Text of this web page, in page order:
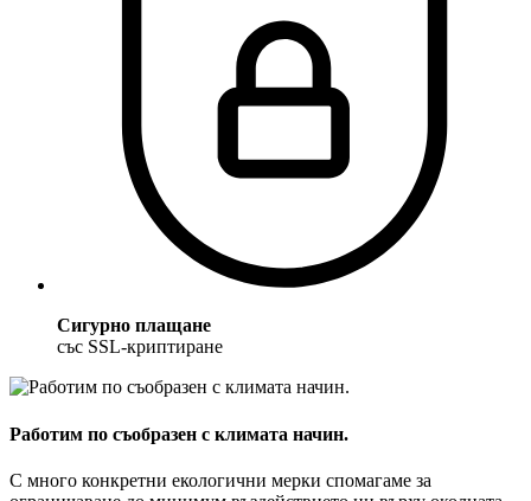
Сигурно плащане
със SSL-криптиране
Работим по съобразен с климата начин.
С много конкретни екологични мерки спомагаме за